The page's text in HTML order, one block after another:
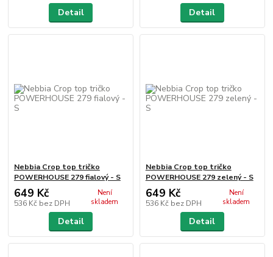
Detail Detail
Nebbia Crop top tričko
POWERHOUSE 279 fialový - S
649 Kč
536 Kč bez DPH
Není
skladem
Detail
Nebbia Crop top tričko
POWERHOUSE 279 zelený - S
649 Kč
536 Kč bez DPH
Není
skladem
Detail